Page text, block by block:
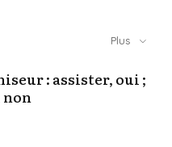
Plus
: assister, oui ;